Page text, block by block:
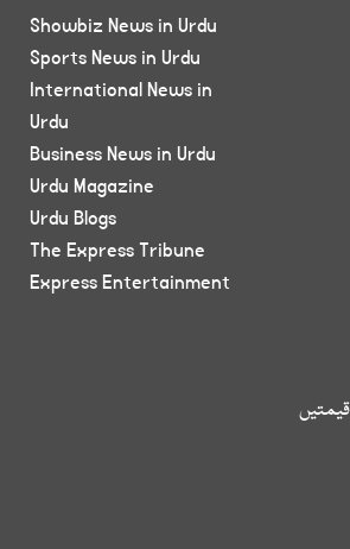
Showbiz News in Urdu
Sports News in Urdu
International News in
Urdu
Business News in Urdu
Urdu Magazine
Urdu Blogs
The Express Tribune
Express Entertainment